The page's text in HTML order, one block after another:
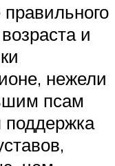
и
нежели
псам
поддержка